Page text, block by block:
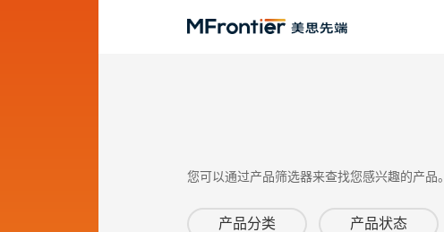
您可以通过产品筛选器来查找您感兴趣的产品。
产品分类 产品状态